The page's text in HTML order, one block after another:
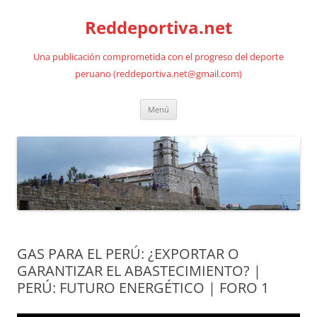
Reddeportiva.net
Una publicación comprometida con el progreso del deporte
peruano (reddeportiva.net@gmail.com)
Menú
GAS PARA EL PERÚ: ¿EXPORTAR O
GARANTIZAR EL ABASTECIMIENTO? |
PERÚ: FUTURO ENERGÉTICO | FORO 1